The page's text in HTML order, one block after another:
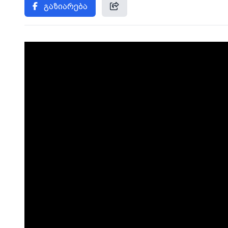
გაზიარება